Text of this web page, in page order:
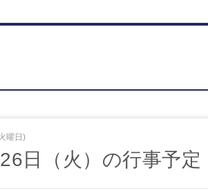
特別進学クラス（Tクラス）
令和７年度 学力判定テスト
曜日)
26日（火）の行事予定